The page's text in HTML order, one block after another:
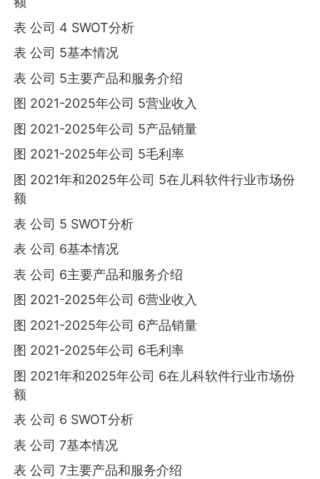
表 公司 4 SWOT分析
表 公司 5基本情况
表 公司 5主要产品和服务介绍
图 2021-2025年公司 5营业收入
图 2021-2025年公司 5产品销量
图 2021-2025年公司 5毛利率
图 2021年和2025年公司 5在儿科软件行业市场份
额
表 公司 5 SWOT分析
表 公司 6基本情况
表 公司 6主要产品和服务介绍
图 2021-2025年公司 6营业收入
图 2021-2025年公司 6产品销量
图 2021-2025年公司 6毛利率
图 2021年和2025年公司 6在儿科软件行业市场份
额
表 公司 6 SWOT分析
表 公司 7基本情况
表 公司 7主要产品和服务介绍